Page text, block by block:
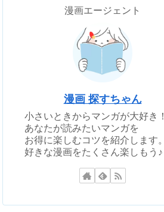
漫画エージェント
漫画 探すちゃん
小さいときからマンガが大好き！
あなたが読みたいマンガを
お得に楽しむコツを紹介します。
好きな漫画をたくさん楽しもう♪